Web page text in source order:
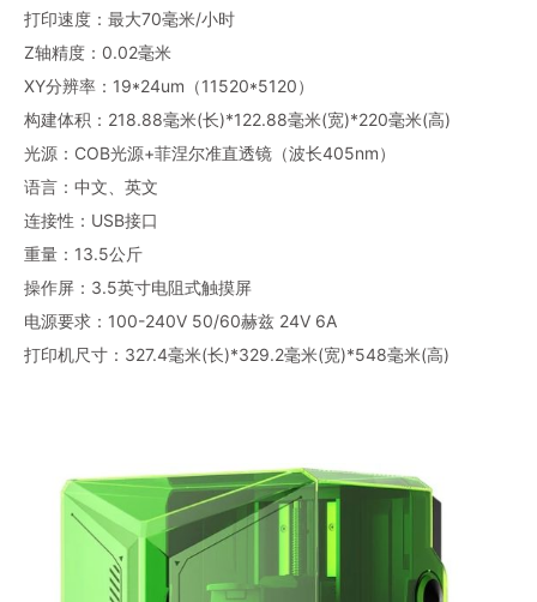
打印速度：最大70毫米/小时
Z轴精度：0.02毫米
XY分辨率：19*24um（11520*5120）
构建体积：218.88毫米(长)*122.88毫米(宽)*220毫米(高)
光源：COB光源+菲涅尔准直透镜（波长405nm）
语言：中文、英文
连接性：USB接口
重量：13.5公斤
操作屏：3.5英寸电阻式触摸屏
电源要求：100-240V 50/60赫兹 24V 6A
打印机尺寸：327.4毫米(长)*329.2毫米(宽)*548毫米(高)